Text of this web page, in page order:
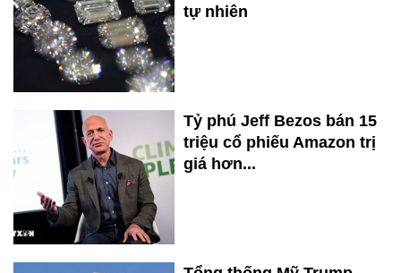
tự nhiên
Tỷ phú Jeff Bezos bán 15
triệu cổ phiếu Amazon trị
giá hơn...